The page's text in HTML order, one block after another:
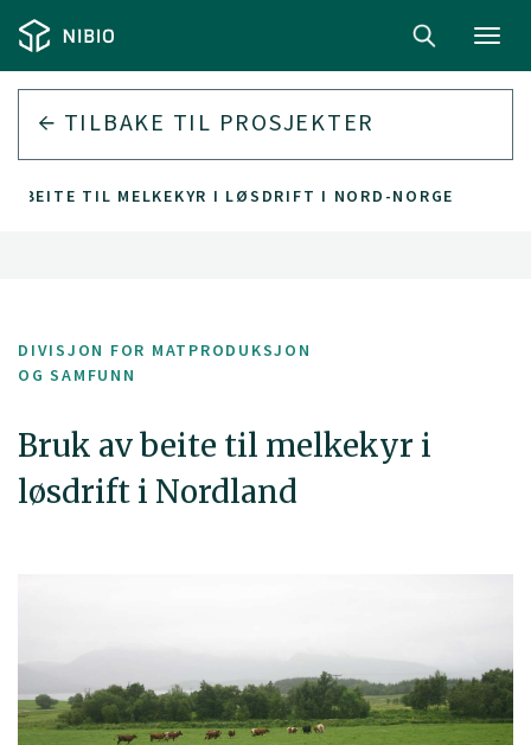
TILBAKE TIL PROSJEKTER
BEITE TIL MELKEKYR I LØSDRIFT I NORD-NORGE
DIVISJON FOR MATPRODUKSJON
OG SAMFUNN
Bruk av beite til melkekyr i
løsdrift i Nordland